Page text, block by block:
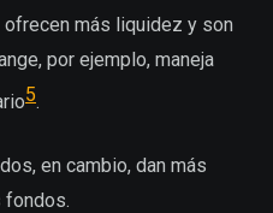
más liquidez y son
por ejemplo, maneja
5.
en cambio, dan más
fondos.